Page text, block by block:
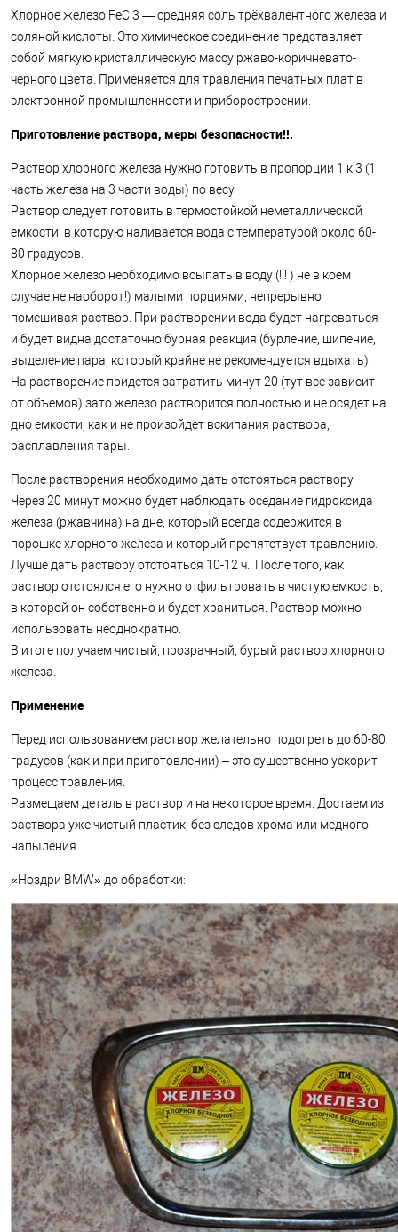
Хлорное железо FeCl3 — средняя соль трёхвалентного железа и
соляной кислоты. Это химическое соединение представляет
собой мягкую кристаллическую массу ржаво-коричневато-
черного цвета. Применяется для травления печатных плат в
электронной промышленности и приборостроении.
Приготовление раствора, меры безопасности!!.
Раствор хлорного железа нужно готовить в пропорции 1 к 3 (1
часть железа на 3 части воды) по весу.
Раствор следует готовить в термостойкой неметаллической
емкости, в которую наливается вода с температурой около 60-
80 градусов.
Хлорное железо необходимо всыпать в воду (!!! ) не в коем
случае не наоборот!) малыми порциями, непрерывно
помешивая раствор. При растворении вода будет нагреваться
и будет видна достаточно бурная реакция (бурление, шипение,
выделение пара, который крайне не рекомендуется вдыхать).
На растворение придется затратить минут 20 (тут все зависит
от объемов) зато железо растворится полностью и не осядет на
дно емкости, как и не произойдет вскипания раствора,
расплавления тары.
После растворения необходимо дать отстояться раствору.
Через 20 минут можно будет наблюдать оседание гидроксида
железа (ржавчина) на дне, который всегда содержится в
порошке хлорного железа и который препятствует травлению.
Лучше дать раствору отстояться 10-12 ч.. После того, как
раствор отстоялся его нужно отфильтровать в чистую емкость,
в которой он собственно и будет храниться. Раствор можно
использовать неоднократно.
В итоге получаем чистый, прозрачный, бурый раствор хлорного
железа.
Применение
Перед использованием раствор желательно подогреть до 60-80
градусов (как и при приготовлении) – это существенно ускорит
процесс травления.
Размещаем деталь в раствор и на некоторое время. Достаем из
раствора уже чистый пластик, без следов хрома или медного
напыления.
«Ноздри BMW» до обработки: